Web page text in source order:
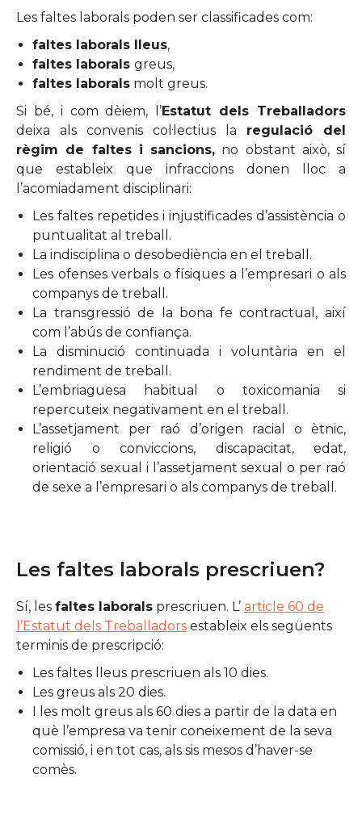
Les faltes laborals poden ser classificades com:
faltes laborals lleus,
faltes laborals greus,
faltes laborals molt greus.
Si bé, i com dèiem, l’Estatut dels Treballadors
deixa als convenis col·lectius la regulació del
règim de faltes i sancions, no obstant això, sí
que estableix que infraccions donen lloc a
l’acomiadament disciplinari:
Les faltes repetides i injustificades d’assistència o
puntualitat al treball.
La indisciplina o desobediència en el treball.
Les ofenses verbals o físiques a l’empresari o als
companys de treball.
La transgressió de la bona fe contractual, així
com l’abús de confiança.
La disminució continuada i voluntària en el
rendiment de treball.
L’embriaguesa habitual o toxicomania si
repercuteix negativament en el treball.
L’assetjament per raó d’origen racial o ètnic,
religió o conviccions, discapacitat, edat,
orientació sexual i l’assetjament sexual o per raó
de sexe a l’empresari o als companys de treball.
Les faltes laborals prescriuen?
Sí, les faltes laborals prescriuen. L’ article 60 de
l’Estatut dels Treballadors estableix els següents
terminis de prescripció:
Les faltes lleus prescriuen als 10 dies.
Les greus als 20 dies.
I les molt greus als 60 dies a partir de la data en
què l’empresa va tenir coneixement de la seva
comissió, i en tot cas, als sis mesos d’haver-se
comès.